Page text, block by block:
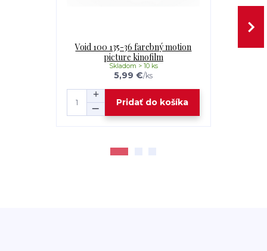
Void 100 135-36 farebný motion
picture kinofilm
5,99 €/ks
Skladom > 10 ks
Pridať do košíka
Void